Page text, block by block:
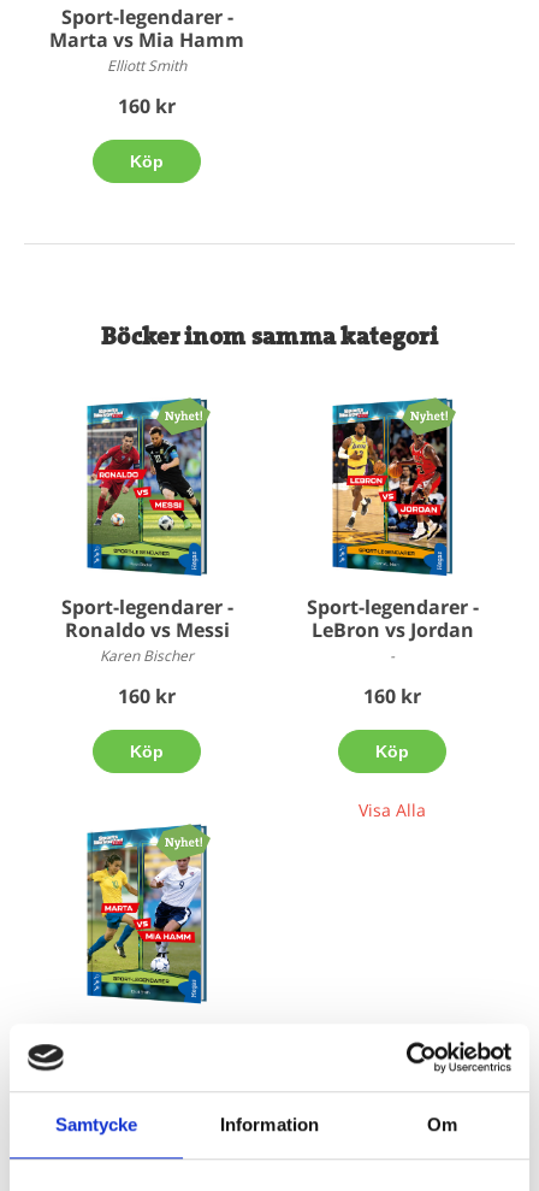
Samtycke Information Om
Sport-legendarer -
Marta vs Mia Hamm
Elliott Smith
160 kr
Köp
Böcker inom samma kategori
Sport-legendarer -
Ronaldo vs Messi
Karen Bischer
160 kr
Köp
Sport-legendarer -
LeBron vs Jordan
-
160 kr
Köp
Marta vs Mia Hamm
160 kr
Visa Alla